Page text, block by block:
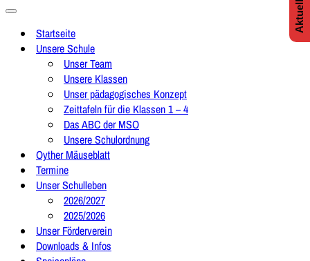
Navigationsmenü
Startseite
Unsere Schule
Unser Team
Unsere Klassen
Unser pädagogisches Konzept
Zeittafeln für die Klassen 1 – 4
Das ABC der MSO
Unsere Schulordnung
Oyther Mäuseblatt
Termine
Unser Schulleben
2026/2027
2025/2026
Unser Förderverein
Downloads & Infos